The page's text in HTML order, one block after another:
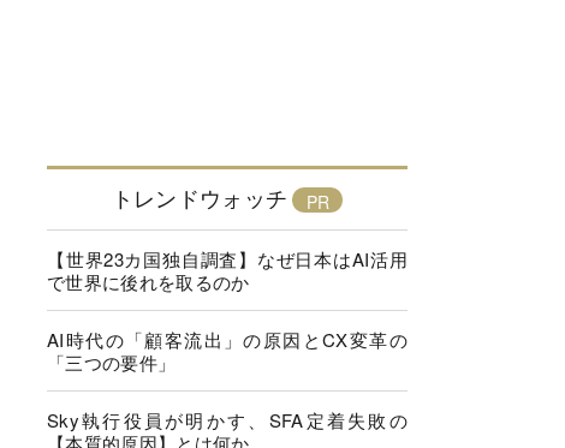
トレンドウォッチ
【世界23カ国独自調査】なぜ日本はAI活用
で世界に後れを取るのか
AI時代の「顧客流出」の原因とCX変革の
「三つの要件」
Sky執行役員が明かす、SFA定着失敗の
【本質的原因】とは何か